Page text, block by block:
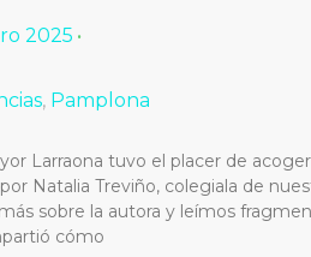
2025 •
, Pamplona
Larraona tuvo el placer de
Natalia Treviño, colegiala de
sobre la autora y leímos
cómo